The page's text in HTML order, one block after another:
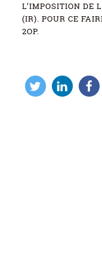
L’IMPOSITION DE
(IR). POUR CE
2OP.